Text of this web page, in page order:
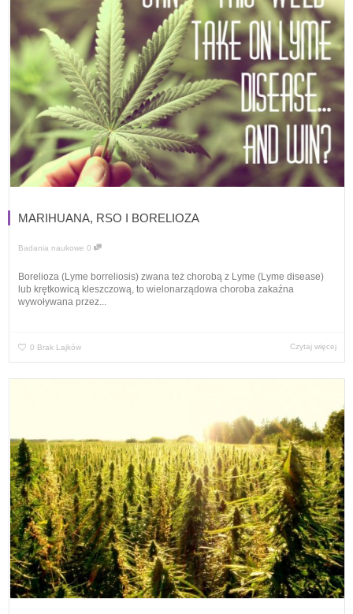
MARIHUANA, RSO I BORELIOZA
Badania naukowe 0
Borelioza (Lyme borreliosis) zwana też chorobą z Lyme (Lyme disease)
lub krętkowicą kleszczową, to wielonarządowa choroba zakaźna
wywoływana przez...
0 Brak Lajków Czytaj więcej